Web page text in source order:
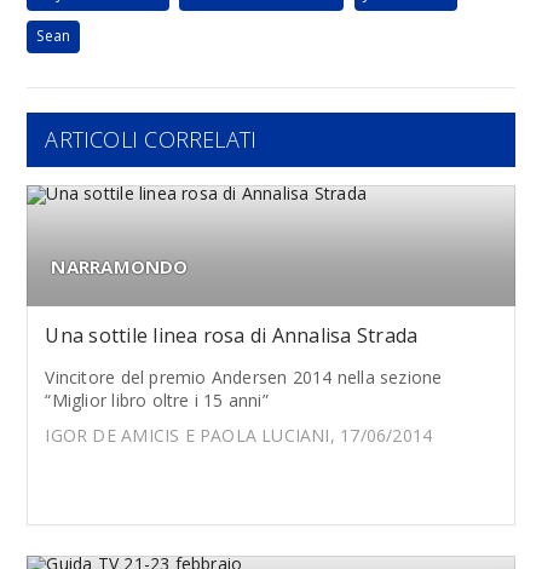
Sean
ARTICOLI CORRELATI
NARRAMONDO
Una sottile linea rosa di Annalisa Strada
Vincitore del premio Andersen 2014 nella sezione
“Miglior libro oltre i 15 anni”
IGOR DE AMICIS E PAOLA LUCIANI, 17/06/2014